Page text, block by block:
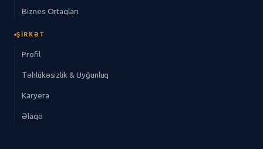
Biznes Ortaqları
ŞIRKƏT
Profil
Təhlükəsizlik & Uyğunluq
Karyera
Əlaqə